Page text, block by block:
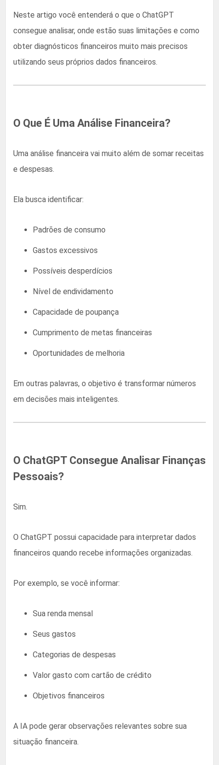
Neste artigo você entenderá o que o ChatGPT
consegue analisar, onde estão suas limitações e como
obter diagnósticos financeiros muito mais precisos
utilizando seus próprios dados financeiros.
O Que É Uma Análise Financeira?
Uma análise financeira vai muito além de somar receitas
e despesas.
Ela busca identificar:
Padrões de consumo
Gastos excessivos
Possíveis desperdícios
Nível de endividamento
Capacidade de poupança
Cumprimento de metas financeiras
Oportunidades de melhoria
Em outras palavras, o objetivo é transformar números
em decisões mais inteligentes.
O ChatGPT Consegue Analisar Finanças
Pessoais?
Sim.
O ChatGPT possui capacidade para interpretar dados
financeiros quando recebe informações organizadas.
Por exemplo, se você informar:
Sua renda mensal
Seus gastos
Categorias de despesas
Valor gasto com cartão de crédito
Objetivos financeiros
A IA pode gerar observações relevantes sobre sua
situação financeira.